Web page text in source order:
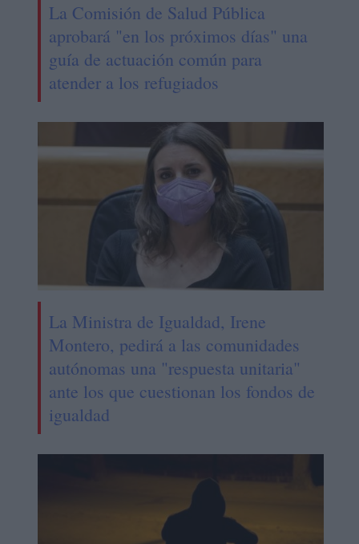
La Comisión de Salud Pública
aprobará "en los próximos días" una
guía de actuación común para
atender a los refugiados
La Ministra de Igualdad, Irene
Montero, pedirá a las comunidades
autónomas una "respuesta unitaria"
ante los que cuestionan los fondos de
igualdad